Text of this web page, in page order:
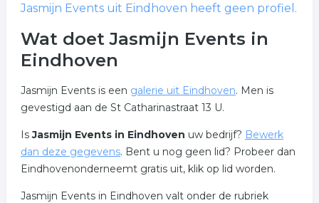
Jasmijn Eventsuit Eindhoven heeft geen profiel.
Wat doet Jasmijn Events in
Eindhoven
Jasmijn Events is een galerie uit Eindhoven. Men is
gevestigd aan de St Catharinastraat 13 U.
IsJasmijn Events in Eindhoven uw bedrijf? Bewerk
dan deze gegevens. Bent u nog geen lid? Probeer dan
Eindhovenonderneemt gratis uit, klik op lid worden.
Jasmijn Events in Eindhoven valt onder de rubriek